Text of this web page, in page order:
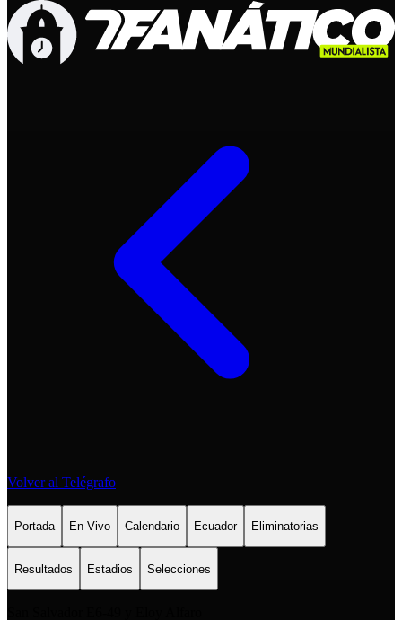
Volver al Telégrafo
Portada En Vivo Calendario Ecuador Eliminatorias
Resultados Estadios Selecciones